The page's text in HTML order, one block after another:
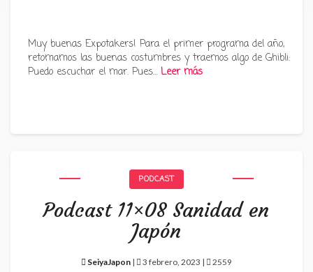
Muy buenas Expotakers! Para el primer programa del año,
retomamos las buenas costumbres y traemos algo de Ghibli:
Puedo escuchar el mar. Pues… Leer más
PODCAST
Podcast 11×08 Sanidad en
Japón
SeiyaJapon | 3 febrero, 2023 | 2559